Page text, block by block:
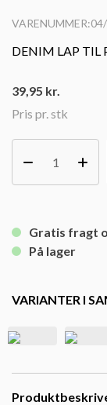
DENIM LAP TIL
Pris pr. stk
39,95 kr.
Gratis fragt
På lager
VARIANTER I